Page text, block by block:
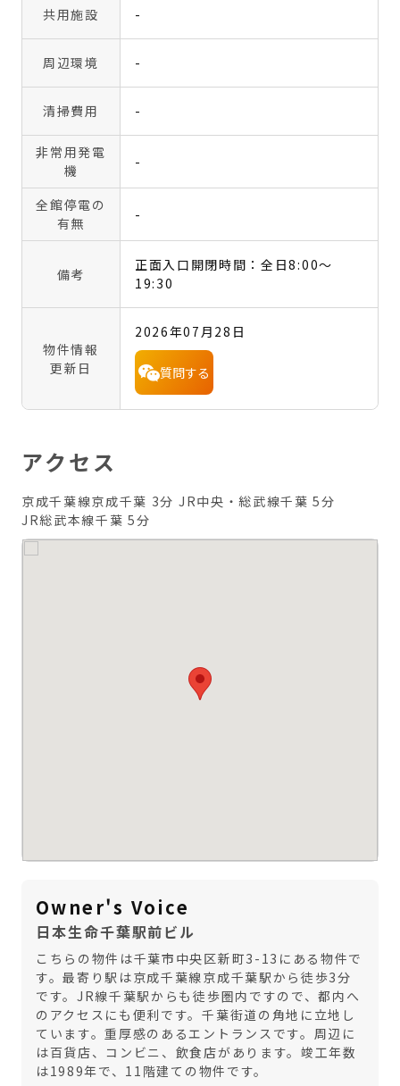
共用施設 -
周辺環境 -
清掃費用 -
非常用発電
機
-
全館停電の
有無
-
備考
正面入口開閉時間：全日8:00～
19:30
物件情報
更新日
2026年07月28日
質問する
アクセス
京成千葉線京成千葉 3分 JR中央・総武線千葉 5分
JR総武本線千葉 5分
Owner's Voice
日本生命千葉駅前ビル
こちらの物件は千葉市中央区新町3-13にある物件で
す。最寄り駅は京成千葉線京成千葉駅から徒歩3分
です。JR線千葉駅からも徒歩圏内ですので、都内へ
のアクセスにも便利です。千葉街道の角地に立地し
ています。重厚感のあるエントランスです。周辺に
は百貨店、コンビニ、飲食店があります。竣工年数
は1989年で、11階建ての物件です。